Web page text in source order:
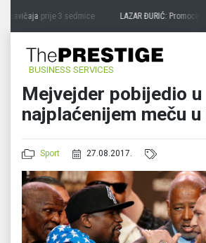
zavičajaprije 3 sedmice LAZAR ĐURIĆ: Promocija
BUSINESS SERVICES
Mejvejder pobijedio u
najplaćenijem meču
Sport 27.08.2017.